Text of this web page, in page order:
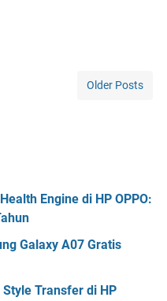
Older Posts
Engine di HP OPPO:
Galaxy A07 Gratis
Transfer di HP